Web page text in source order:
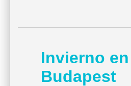
Invierno en
Budapest